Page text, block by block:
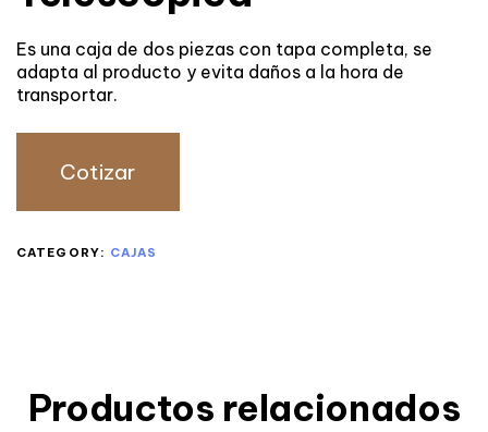
Es una caja de dos piezas con tapa completa, se
adapta al producto y evita daños a la hora de
transportar.
Cotizar
CATEGORY: CAJAS
Productos relacionados